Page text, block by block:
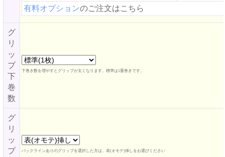
有料オプションのご注文はこちら
グ
リ
ッ
プ
下
巻
数
下巻き数を増やすとグリップが太くなります。標準は1重巻きです。
グ
リ
ッ
プ
バックラインありのグリップを選択した方は、表(オモテ)挿しをお選びください